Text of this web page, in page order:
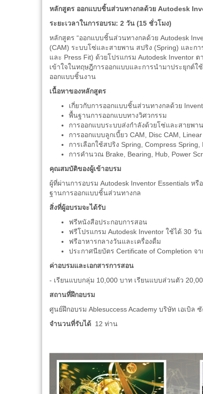
หลักสูตร ออกแบบชิ้นส่วนทางกลด้วย Autodesk
ระยะเวลาในการอบรม: 2 วัน (15 ชั่วโมง)
หลักสูตร “ออกแบบชิ้นส่วนทางกลด้วย Autodesk
(CAM) ระบบโซ่และสายพาน สปริง (Spring) และก
และ Press Fit) ด้วยโปรแกรม Autodesk Inventor
เข้าใจในทฤษฎีการออกแบบและการนำมาประยุกต์
ออกแบบชิ้นงาน
เนื้อหาของหลักสูตร
เกี่ยวกับการออกแบบชิ้นส่วนทางกลด้วย
พื้นฐานการออกแบบทางวิศวกรรม
การออกแบบระบบส่งกำลังด้วยโซ่และสายพาน
การออกแบบลูกเบี้ยว CAM, Disc CAM,
การเลือกใช้สปริง Spring, Compress
การคำนวณ Brake, Bearing, Hub, Power
คุณสมบัติของผู้เข้าอบรม
ผู้ที่ผ่านการอบรม Autodesk Inventor Essentials ห
ฐานการออกแบบชิ้นส่วนทางกล
สิ่งที่ผู้อบรมจะได้รับ
ฟรีหนังสือประกอบการสอน
ฟรีโปรแกรม Autodesk Inventor ใช้ได้ 30 วัน
ฟรีอาหารกลางวันและเครื่องดื่ม
ประกาศนียบัตร Certificate of Completion จา
ค่าอบรมและเอกสารการสอน
- เรียนแบบกลุ่ม 10,000 บาท เรียนแบบส่วนตัว
สถานที่ฝึกอบรม
ศูนย์ฝึกอบรม Ablesuccess Academy บริษัท เอเบิล
จำนวนที่รับได้ 12 ท่าน